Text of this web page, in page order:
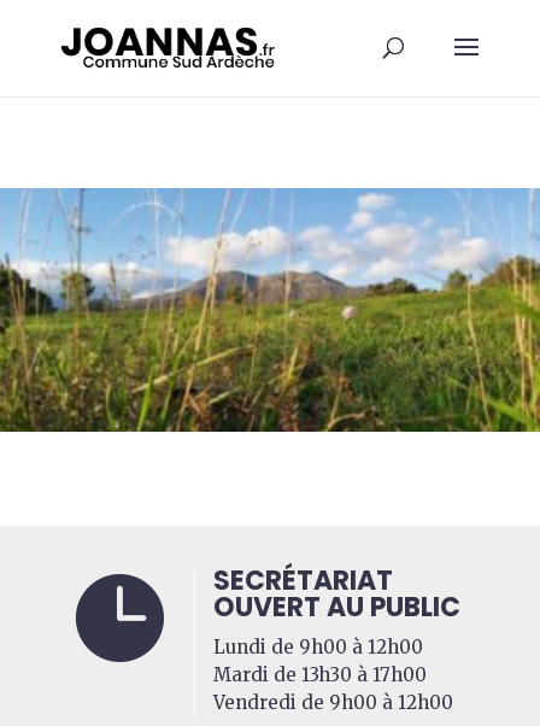
 SECRÉTARIAT
OUVERT AU PUBLIC
Lundi de 9h00 à 12h00
Mardi de 13h30 à 17h00
Vendredi de 9h00 à 12h00